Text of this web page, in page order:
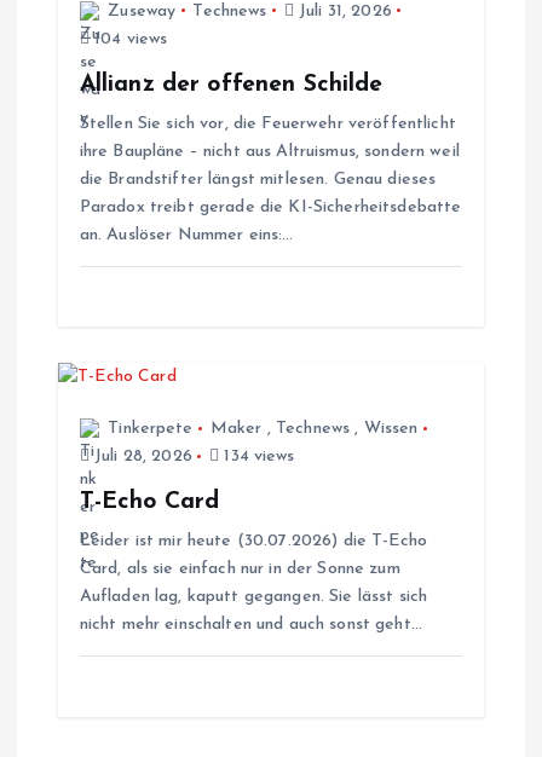
t
Zuseway Technews
Juli 31, 2026
104 views
Allianz der offenen Schilde
Stellen Sie sich vor, die Feuerwehr veröffentlicht
ihre Baupläne – nicht aus Altruismus, sondern weil
die Brandstifter längst mitlesen. Genau dieses
Paradox treibt gerade die KI-Sicherheitsdebatte
an. Auslöser Nummer eins:…
Tinkerpete Maker , Technews , Wissen
Juli 28, 2026
134 views
T-Echo Card
Leider ist mir heute (30.07.2026) die T-Echo
Card, als sie einfach nur in der Sonne zum
Aufladen lag, kaputt gegangen. Sie lässt sich
nicht mehr einschalten und auch sonst geht…